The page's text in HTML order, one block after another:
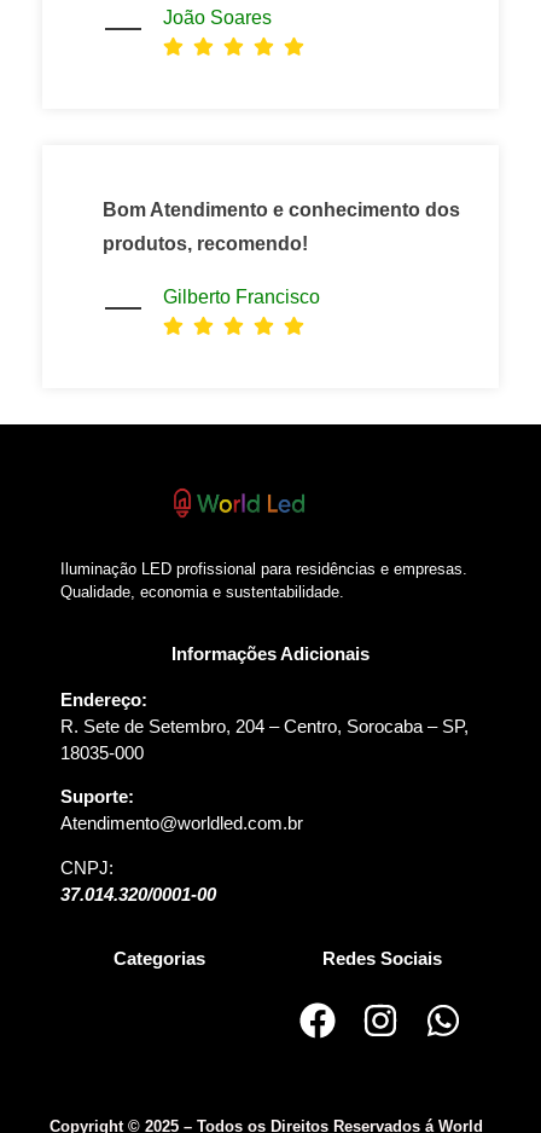
João Soares
Bom Atendimento e conhecimento dos
produtos, recomendo!
Gilberto Francisco
Iluminação LED profissional para residências e empresas.
Qualidade, economia e sustentabilidade.
Informações Adicionais
Endereço:
R. Sete de Setembro, 204 – Centro, Sorocaba – SP,
18035-000
Suporte:
Atendimento@worldled.com.br
CNPJ:
37.014.320/0001-00
Categorias Redes Sociais
Copyright © 2025 – Todos os Direitos Reservados á World